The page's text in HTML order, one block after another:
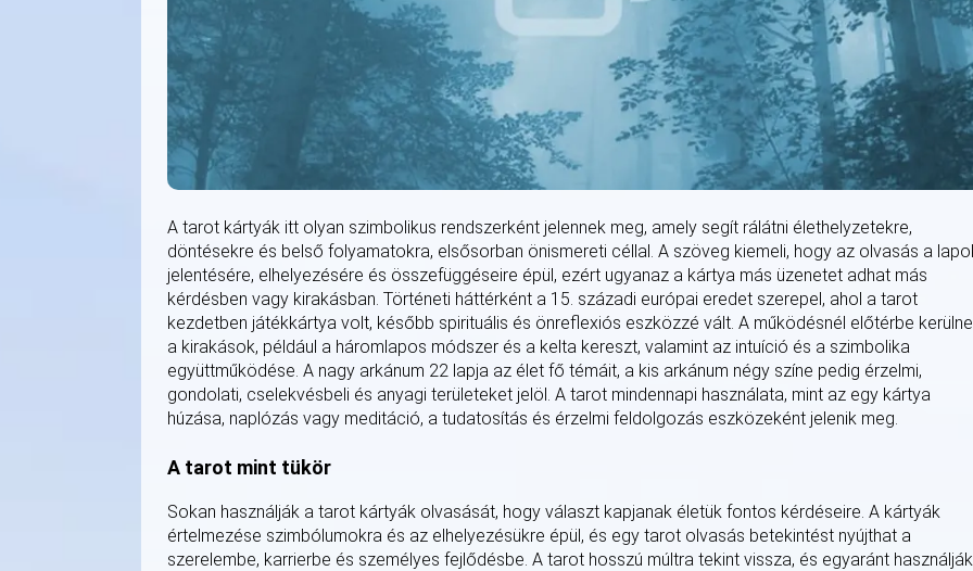
A tarot kártyák itt olyan szimbolikus rendszerként jelennek meg, amely segít rálátni élethelyzetekre,
döntésekre és belső folyamatokra, elsősorban önismereti céllal. A szöveg kiemeli, hogy az olvasás a
jelentésére, elhelyezésére és összefüggéseire épül, ezért ugyanaz a kártya más üzenetet adhat más
kérdésben vagy kirakásban. Történeti háttérként a 15. századi európai eredet szerepel, ahol a tarot
kezdetben játékkártya volt, később spirituális és önreflexiós eszközzé vált. A működésnél előtérbe
a kirakások, például a háromlapos módszer és a kelta kereszt, valamint az intuíció és a szimbolika
együttműködése. A nagy arkánum 22 lapja az élet fő témáit, a kis arkánum négy színe pedig érzelmi,
gondolati, cselekvésbeli és anyagi területeket jelöl. A tarot mindennapi használata, mint az egy kártya
húzása, naplózás vagy meditáció, a tudatosítás és érzelmi feldolgozás eszközeként jelenik meg.
A tarot mint tükör
Sokan használják a tarot kártyák olvasását, hogy választ kapjanak életük fontos kérdéseire. A kártyák
értelmezése szimbólumokra és az elhelyezésükre épül, és egy tarot olvasás betekintést nyújthat a
szerelembe, karrierbe és személyes fejlődésbe. A tarot hosszú múltra tekint vissza, és egyaránt használják